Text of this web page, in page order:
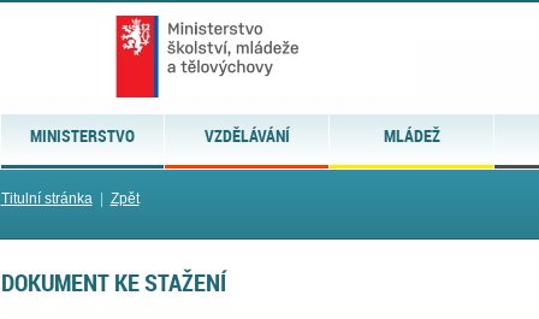
MINISTERSTVO VZDĚLÁVÁNÍ MLÁDEŽ
Titulní stránka| Zpět
DOKUMENT KE STAŽENÍ